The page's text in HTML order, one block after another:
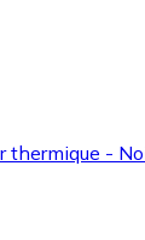
thermique -